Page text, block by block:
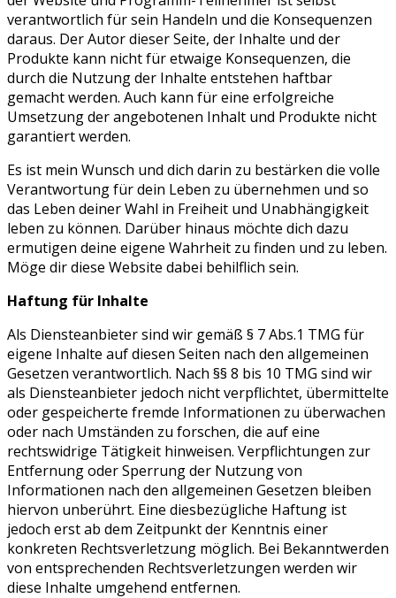
verantwortlich für sein Handeln und die Konsequenzen
daraus. Der Autor dieser Seite, der Inhalte und der
Produkte kann nicht für etwaige Konsequenzen, die
durch die Nutzung der Inhalte entstehen haftbar
gemacht werden. Auch kann für eine erfolgreiche
Umsetzung der angebotenen Inhalt und Produkte nicht
garantiert werden.
Es ist mein Wunsch und dich darin zu bestärken die volle
Verantwortung für dein Leben zu übernehmen und so
das Leben deiner Wahl in Freiheit und Unabhängigkeit
leben zu können. Darüber hinaus möchte dich dazu
ermutigen deine eigene Wahrheit zu finden und zu leben.
Möge dir diese Website dabei behilflich sein.
Haftung für Inhalte
Als Diensteanbieter sind wir gemäß § 7 Abs.1 TMG für
eigene Inhalte auf diesen Seiten nach den allgemeinen
Gesetzen verantwortlich. Nach §§ 8 bis 10 TMG sind wir
als Diensteanbieter jedoch nicht verpflichtet, übermittelte
oder gespeicherte fremde Informationen zu überwachen
oder nach Umständen zu forschen, die auf eine
rechtswidrige Tätigkeit hinweisen. Verpflichtungen zur
Entfernung oder Sperrung der Nutzung von
Informationen nach den allgemeinen Gesetzen bleiben
hiervon unberührt. Eine diesbezügliche Haftung ist
jedoch erst ab dem Zeitpunkt der Kenntnis einer
konkreten Rechtsverletzung möglich. Bei Bekanntwerden
von entsprechenden Rechtsverletzungen werden wir
diese Inhalte umgehend entfernen.